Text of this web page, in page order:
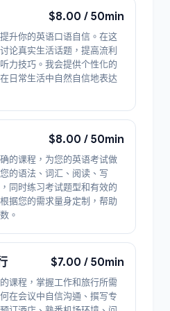
$8.00 / 50min
升你的英语口语自信。在这
论真实生活话题，提高流利
力技巧。我会提供个性化的
日常生活中自然自信地表达
$8.00 / 50min
的课程，为您的英语考试做
的语法、词汇、阅读、写
同时练习考试题型和有效的
据您的需求量身定制，帮助
。
$7.00 / 50min
课程，掌握工作和旅行所需
在会议中自信沟通、撰写专